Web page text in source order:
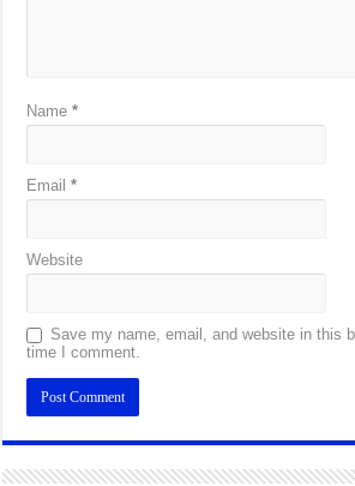
Name*
Email*
Website
Save my name, email, and website in this
time I comment.
Alternative: